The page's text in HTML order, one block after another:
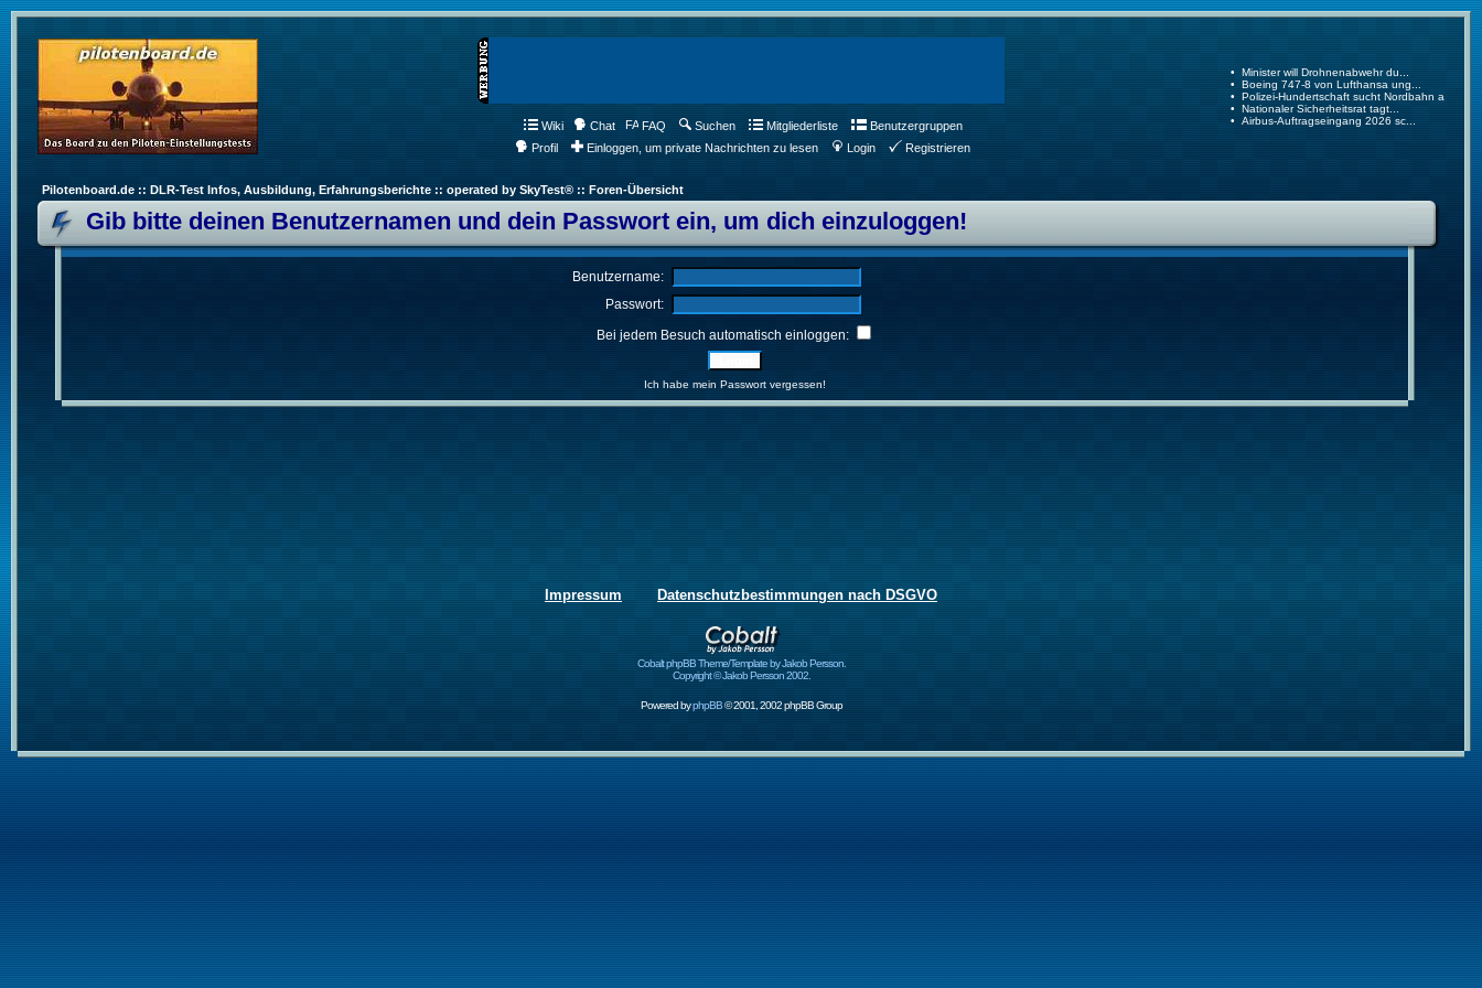
Wiki Chat FAQ Suchen Mitgliederliste
Benutzergruppen
Profil
Einloggen, um private Nachrichten zu lesen Login Registrieren
Pilotenboard.de :: DLR-Test Infos, Ausbildung, Erfahrungsberichte :: operated by SkyTest® :: Foren-Übersicht
Gib bitte deinen Benutzernamen und dein Passwort ein, um dich einzuloggen!
Benutzername:
Passwort:
Bei jedem Besuch automatisch einloggen:
Ich habe mein Passwort vergessen!
Impressum Datenschutzbestimmungen nach DSGVO
Cobalt phpBB Theme/Template by Jakob Persson.
Copyright © Jakob Persson 2002.
Powered byphpBB© 2001, 2002 phpBB Group